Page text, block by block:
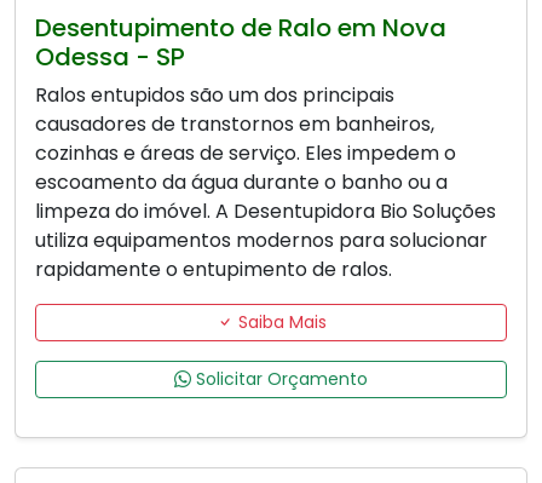
Desentupimento de Ralo em Nova
Odessa - SP
Ralos entupidos são um dos principais
causadores de transtornos em banheiros,
cozinhas e áreas de serviço. Eles impedem o
escoamento da água durante o banho ou a
limpeza do imóvel. A Desentupidora Bio Soluções
utiliza equipamentos modernos para solucionar
rapidamente o entupimento de ralos.
Saiba Mais
Solicitar Orçamento